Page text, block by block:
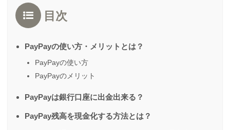
目次
PayPayの使い方・メリットとは？
PayPayの使い方
PayPayのメリット
PayPayは銀行口座に出金出来る？
PayPay残高を現金化する方法とは？